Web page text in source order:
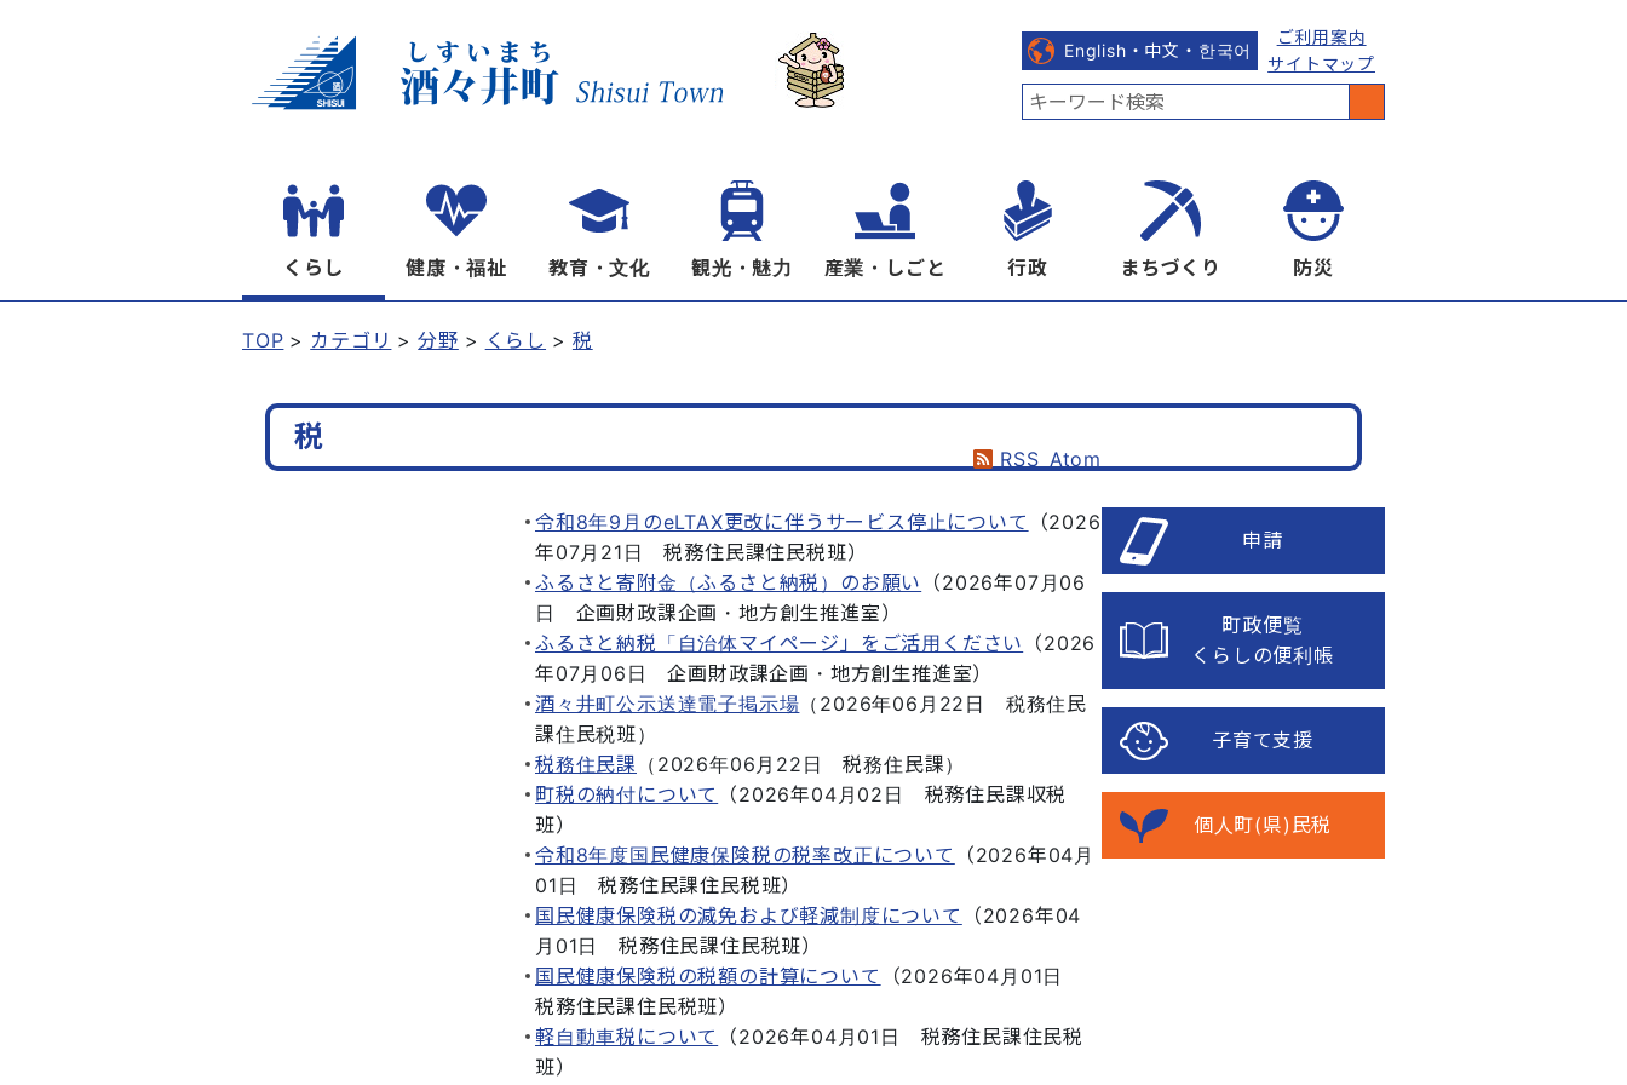
English・中文・한국어
ご利用案内
サイトマップ
くらし 健康・福祉 教育・文化 観光・魅力 産業・しごと 行政 まちづくり 防災
TOP カテゴリ 分野 くらし 税
税
RSS Atom
令和8年9月のeLTAX更改に伴うサービス停止について （2026
年07月21日
税務住民課住民税班）
ふるさと寄附金（ふるさと納税）のお願い
（2026年07月06
日
企画財政課企画・地方創生推進室）
ふるさと納税「自治体マイページ」をご活用ください
（2026
年07月06日
企画財政課企画・地方創生推進室）
酒々井町公示送達電子掲示場 （ 2026年06月22日
税務住民
課住民税班）
税務住民課 （ 2026年06月22日 税務住民課）
町税の納付について
（2026年04月02日
税務住民課収税
班）
令和8年度国民健康保険税の税率改正について
（2026年04月
01日
税務住民課住民税班）
国民健康保険税の減免および軽減制度について
（2026年04
月01日
税務住民課住民税班）
国民健康保険税の税額の計算について
（2026年04月01日
税務住民課住民税班）
軽自動車税について
（2026年04月01日
税務住民課住民税
班）
申請
町政便覧
くらしの便利帳
子育て支援
個人町(県)民税